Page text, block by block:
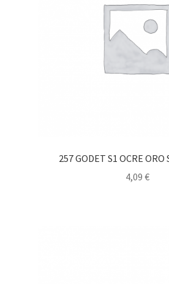
257 GODET S1 OCRE ORO
4,09 €